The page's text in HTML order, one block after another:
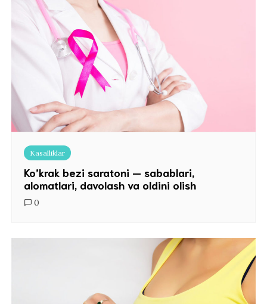
Kasalliklar
Ko’krak bezi saratoni — sabablari,
alomatlari, davolash va oldini olish
0